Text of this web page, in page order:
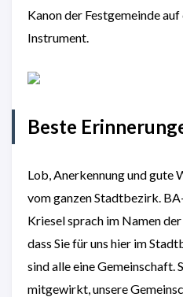
Kanon der Festgemeinde
Instrument.
Beste
Lob, Anerkennung und gute
vom ganzen Stadtbezirk.
Kriesel sprach im Namen
dass Sie für uns hier im
sind alle eine Gemeinschaft.
mitgewirkt, unsere